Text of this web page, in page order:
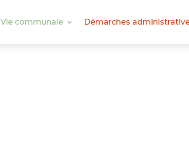
Vie communale Démarches